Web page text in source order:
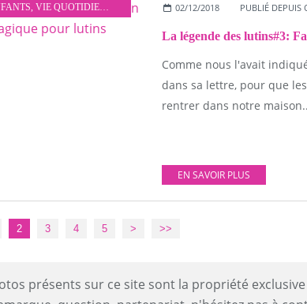
VIE QUOTIDIENNE ACTIVITÉS MANUELLES NOËL
02/12/2018 PUBLIÉ DEPUIS
Comme nous l'avait
dans sa lettre, pour que
rentrer dans notre
EN SAVOIR PLUS
2 3 4 5 > >>
présents sur ce site sont la propriété